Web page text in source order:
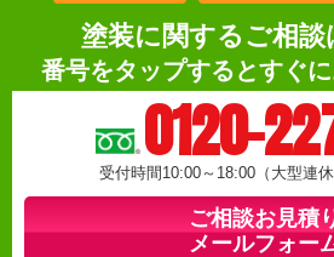
塗装に関するご相談
番号をタップするとすぐ
0120-
受付時間10:00～18:00（大型連休
ご相談お見積
メールフォー